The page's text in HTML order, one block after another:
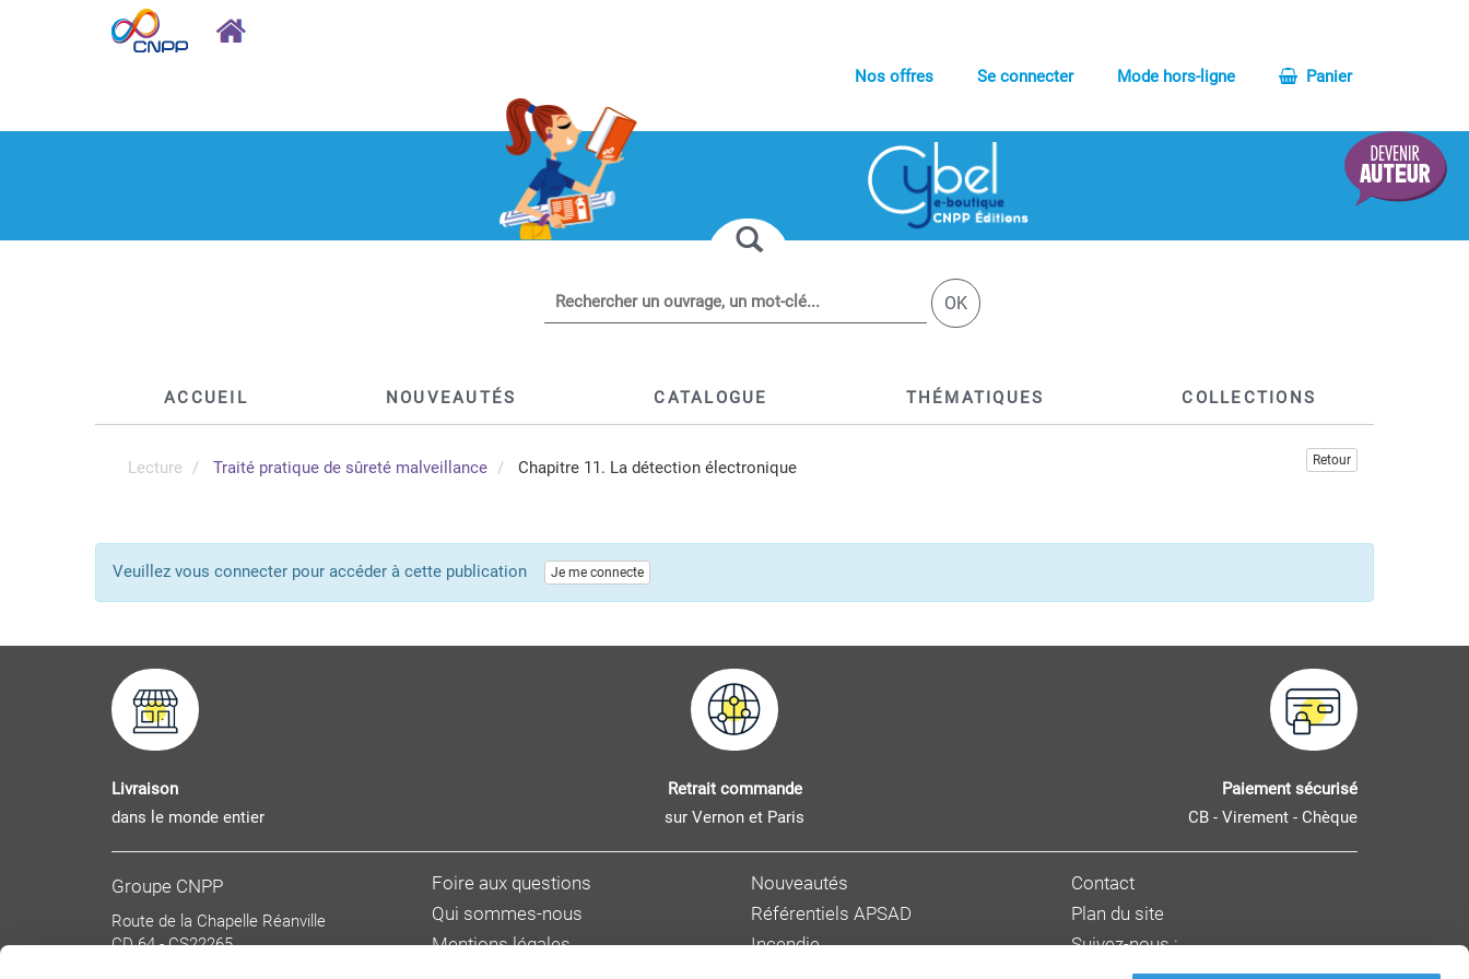
Nos offres Se connecter Mode hors-ligne Panier
OK
ACCUEIL NOUVEAUTÉS CATALOGUE THÉMATIQUES COLLECTIONS
Lecture Traité pratique de sûreté malveillance Chapitre 11. La détection électronique Retour
Veuillez vous connecter pour accéder à cette publication Je me connecte
Livraison
dans le monde entier
Retrait commande
sur Vernon et Paris
Paiement sécurisé
CB - Virement - Chèque
Groupe CNPP
Route de la Chapelle Réanville
CD 64 - CS22265
Foire aux questions
Qui sommes-nous
Mentions légales
Nouveautés
Référentiels APSAD
Incendie
Contact
Plan du site
Suivez-nous :